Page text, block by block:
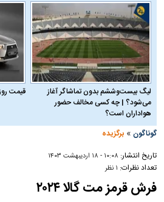
لیگ بیست‌وششم بدون تماشاگر آغاز
می‌شود؟ | چه کسی مخالف حضور
هواداران است؟
قیمت روز
گوناگون »برگزیده
تاریخ انتشار: ۱۰:۰۸ - ۱۸ ارديبهشت ۱۴۰۳
تعداد نظرات: ۱ نظر
فرش قرمز مت گالا ۲۰۲۴